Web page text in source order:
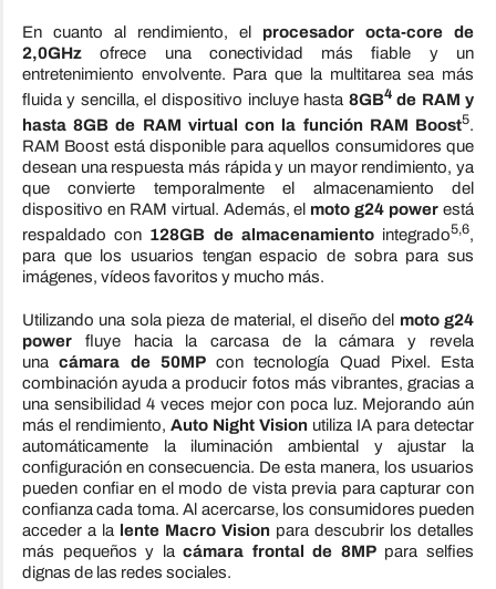
En cuanto al rendimiento, el procesador octa-core de
2,0GHzofrece una conectividad más fiable y un
entretenimiento envolvente. Para que la multitarea sea más
fluida y sencilla, el dispositivo incluye hasta 8GB4de RAM y
hasta 8GB de RAM virtual con la función RAM Boost5.
RAM Boost está disponible para aquellos consumidores que
desean una respuesta más rápida y un mayor rendimiento, ya
que convierte temporalmente el almacenamiento del
dispositivo en RAM virtual. Además, el moto g24 power está
respaldado con 128GB de almacenamientointegrado5,6,
para que los usuarios tengan espacio de sobra para sus
imágenes, vídeos favoritos y mucho más.
Utilizando una sola pieza de material, el diseño del moto g24
powerfluye hacia la carcasa de la cámara y revela
unacámara de 50MPcon tecnología Quad Pixel. Esta
combinación ayuda a producir fotos más vibrantes, gracias a
una sensibilidad 4 veces mejor con poca luz. Mejorando aún
más el rendimiento, Auto Night Vision utiliza IA para detectar
automáticamente la iluminación ambiental y ajustar la
configuración en consecuencia. De esta manera, los usuarios
pueden confiar en el modo de vista previa para capturar con
confianza cada toma. Al acercarse, los consumidores pueden
acceder a la lente Macro Vision para descubrir los detalles
más pequeños y lacámara frontal de 8MPpara selfies
dignas de las redes sociales.